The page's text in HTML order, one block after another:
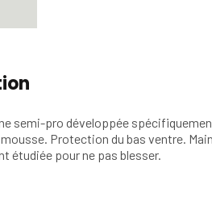
semi-pro développée
Protection du bas ventre.
étudiée pour ne pas blesser.